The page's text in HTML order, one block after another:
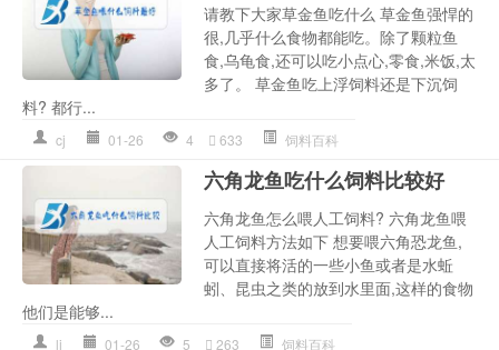
请教下大家草金鱼吃什么 草金鱼强悍的
很,几乎什么食物都能吃。除了颗粒鱼
食,乌龟食,还可以吃小点心,零食,米饭,太
多了。 草金鱼吃上浮饲料还是下沉饲
料? 都行...
cj 01-26 4 633 饲料百科
六角龙鱼吃什么饲料比较好
六角龙鱼怎么喂人工饲料? 六角龙鱼喂
人工饲料方法如下 想要喂六角恐龙鱼,
可以直接将活的一些小鱼或者是水蚯
蚓、昆虫之类的放到水里面,这样的食物
他们是能够...
lj 01-26 5 263 饲料百科